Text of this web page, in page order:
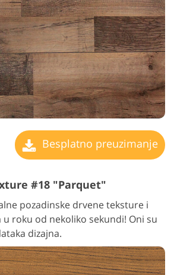
Besplatno preuzimanje
#18 "Parquet"
pozadinske drvene teksture i
roku od nekoliko sekundi! Oni su
dizajna.